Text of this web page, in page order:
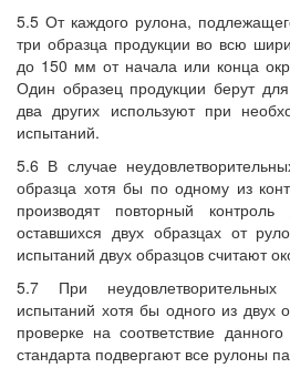
5.5 От каждого рулона,
три образца продукции во всю
до 150 мм от начала или конца
Один образец продукции берут
два других используют при
испытаний.
5.6 В случае
образца хотя бы по одному из
производят повторный
оставшихся двух образцах от
испытаний двух образцов считают
5.7 При неудовлетворительных
испытаний хотя бы одного из двух
проверке на соответствие
стандарта подвергают все рулоны